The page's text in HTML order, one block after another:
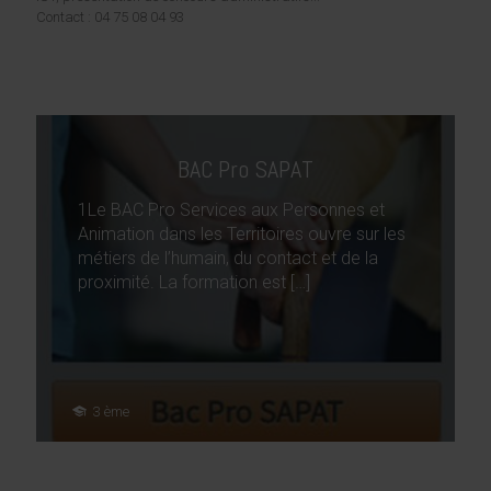
Contact : 04 75 08 04 93
BAC Pro SAPAT
1Le BAC Pro Services aux Personnes et
Animation dans les Territoires ouvre sur les
métiers de l’humain, du contact et de la
proximité. La formation est […]
3 ème